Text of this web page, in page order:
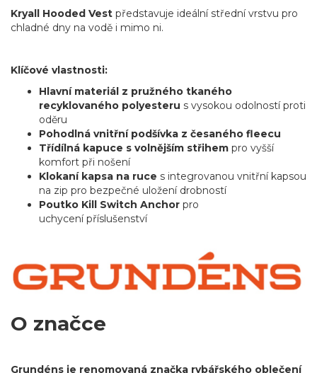
Kryall Hooded Vest představuje ideální střední vrstvu pro
chladné dny na vodě i mimo ni.
Klíčové vlastnosti:
Hlavní materiál z pružného tkaného
recyklovaného polyesteru s vysokou odolností proti
oděru
Pohodlná vnitřní podšívka z česaného fleecu
Třídílná kapuce s volnějším střihem pro vyšší
komfort při nošení
Klokaní kapsa na ruce s integrovanou vnitřní kapsou
na zip pro bezpečné uložení drobností
Poutko Kill Switch Anchor pro
uchycení příslušenství
O značce
Grundéns je renomovaná značka rybářského oblečení